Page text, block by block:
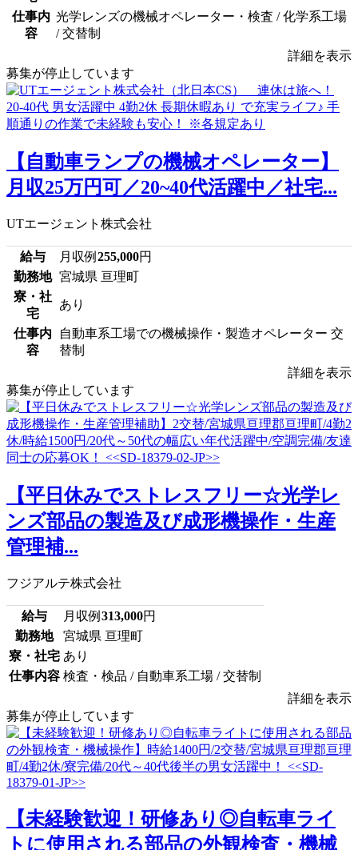
仕事内
容
光学レンズの機械オペレーター・検査 / 化学系工場
/ 交替制
詳細を表示
募集が停止しています
【自動車ランプの機械オペレーター】
月収25万円可／20~40代活躍中／社宅...
UTエージェント株式会社
給与 月収例 255,000円
勤務地 宮城県 亘理町
寮・社
宅
あり
仕事内
容
自動車系工場での機械操作・製造オペレーター 交
替制
詳細を表示
募集が停止しています
【平日休みでストレスフリー☆光学レ
ンズ部品の製造及び成形機操作・生産
管理補...
フジアルテ株式会社
給与 月収例 313,000円
勤務地
宮城県 亘理町
寮・社宅 あり
仕事内容 検査・検品 / 自動車系工場 / 交替制
詳細を表示
募集が停止しています
【未経験歓迎！研修あり◎自転車ライ
トに使用される部品の外観検査・機械